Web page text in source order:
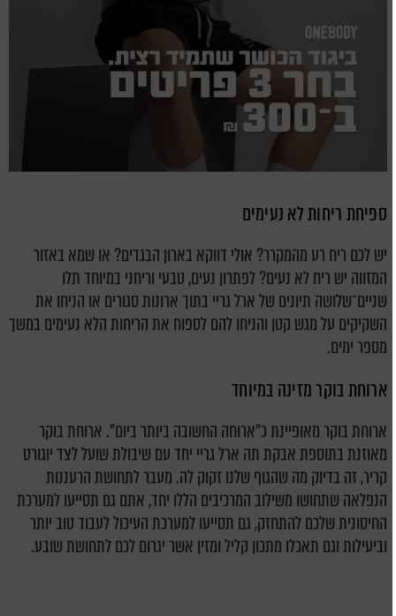
ספיחת ריחות לא נעימים
יש לכם ריח רע מהמקרר? אולי דווקא בארון הבגדים? או שמא באזור
המזווה יש ריח לא נעים? לפתרון נעים, טבעי וריחני במיוחד תלו
שניים־שלושה תיונים של ארל גריי בתוך ארונות סגורים או הניחו את
השקיקים על מגש קטן והניחו להם לספוח את הריחות הלא נעימים במשך
מספר ימים.
ארוחת בוקר מזינה במיוחד
ארוחת בוקר מאופיינת כ"ארוחה החשובה ביותר ביום". ארוחת בוקר
מאוזנת בתוספת אבקת תה ארל גריי יחד עם שיבולת שועל לצד יוגורט
קריר, זה בדיוק מה שהגוף שלנו זקוק לה. מעבר לתחושת הרעננות
הנפלאה שתחושו משילוב המרכיבים הללו יחד, אתם גם תסייעו למערכת
החיסונית שלכם להתחזק, גם תסייעו למערכת העיכול לעבוד טוב יותר
וביעילות וגם תאכלו מתכון קליל ומזין אשר יגרום לכם לתחושת שובע.